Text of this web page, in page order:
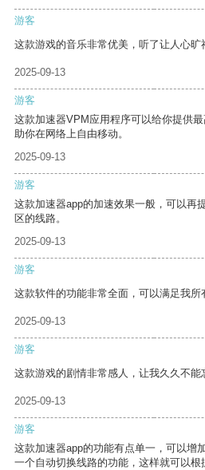
游客
这款游戏的音乐非常优美，听了让人心旷
2025-09-13
游客
这款加速器VPM应用程序可以给你提供
助你在网络上自由移动。
2025-09-13
游客
这款加速器app的加速效果一般，可以再
区的线路。
2025-09-13
游客
这款软件的功能非常全面，可以满足我所
2025-09-13
游客
这款游戏的剧情非常感人，让我久久不能
2025-09-13
游客
这款加速器app的功能有点单一，可以增
一个自动切换线路的功能，这样就可以